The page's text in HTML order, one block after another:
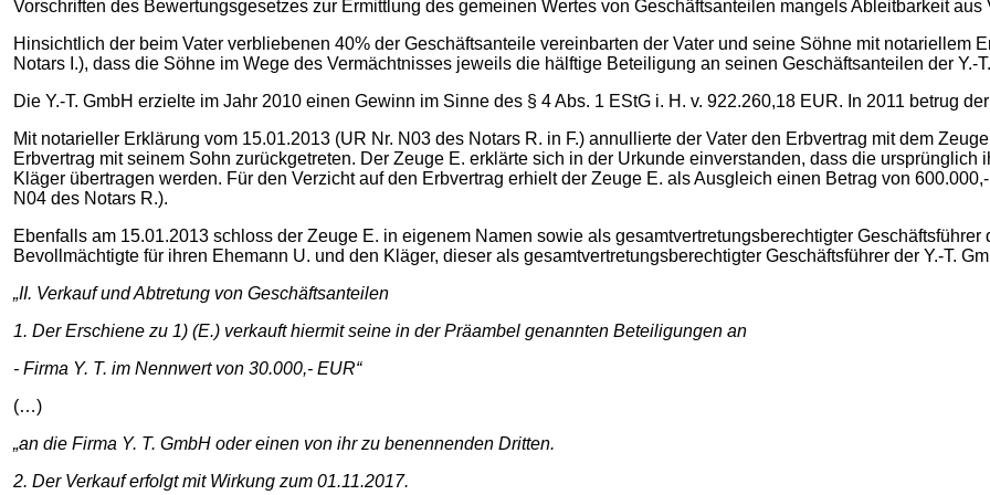
Vorschriften des Bewertungsgesetzes zur Ermittlung des gemeinen Wertes von Geschäftsanteilen mangels Ableitbarkeit aus
Hinsichtlich der beim Vater verbliebenen 40% der Geschäftsanteile vereinbarten der Vater und seine Söhne mit notariellem
Notars I.), dass die Söhne im Wege des Vermächtnisses jeweils die hälftige Beteiligung an seinen Geschäftsanteilen der Y.-
Die Y.-T. GmbH erzielte im Jahr 2010 einen Gewinn im Sinne des § 4 Abs. 1 EStG i. H. v. 922.260,18 EUR. In 2011 betrug
Mit notarieller Erklärung vom 15.01.2013 (UR Nr. N03 des Notars R. in F.) annullierte der Vater den Erbvertrag mit dem
Erbvertrag mit seinem Sohn zurückgetreten. Der Zeuge E. erklärte sich in der Urkunde einverstanden, dass die ursprünglich
Kläger übertragen werden. Für den Verzicht auf den Erbvertrag erhielt der Zeuge E. als Ausgleich einen Betrag von
N04 des Notars R.).
Ebenfalls am 15.01.2013 schloss der Zeuge E. in eigenem Namen sowie als gesamtvertretungsberechtigter Geschäftsführer
Bevollmächtigte für ihren Ehemann U. und den Kläger, dieser als gesamtvertretungsberechtigter Geschäftsführer der Y.-T.
„II. Verkauf und Abtretung von Geschäftsanteilen
1. Der Erschiene zu 1) (E.) verkauft hiermit seine in der Präambel genannten Beteiligungen an
- Firma Y. T. im Nennwert von 30.000,- EUR“
(…)
„an die Firma Y. T. GmbH oder einen von ihr zu benennenden Dritten.
2. Der Verkauf erfolgt mit Wirkung zum 01.11.2017.